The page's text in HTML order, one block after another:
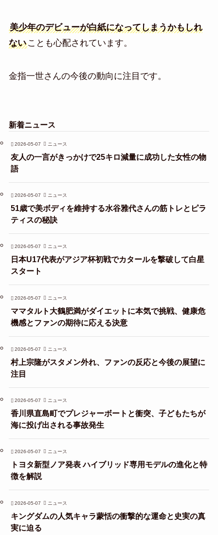
美少年のデビューが白紙になってしまうかもしれ
ないことも心配されています。
金指一世さんの今後の動向に注目です。
新着ニュース
2026-05-07 ニュース
友人の一言がきっかけで25キロ減量に成功した女性の物
語
2026-05-07 ニュース
51歳で美ボディを維持する水谷雅代さんの筋トレとピラ
ティスの秘訣
2026-05-07 ニュース
日本U17代表がアジア杯初戦でカタールを撃破して白星
スタート
2026-05-07 ニュース
ママタルト大鶴肥満がダイエットに本気で挑戦、健康危
機感とファンの期待に応える決意
2026-05-07 ニュース
村上宗隆がスタメン外れ、ファンの反応と今後の展望に
注目
2026-05-07 ニュース
香川県直島町でプレジャーボートと衝突、子どもたちが
海に投げ出される事故発生
2026-05-07 ニュース
トヨタ新型ノア発表 ハイブリッド専用モデルの進化と特
徴を解説
2026-05-07 ニュース
キングダムの人気キャラ蒙恬の衝撃的な運命と史実の真
実に迫る